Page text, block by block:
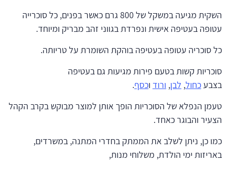
השקית מגיעה במשקל של 800 גרם כאשר בפנים, כל סוכרייה
עטופה בעטיפה אישית ונפרדת בגווני זהב מבריק ומיוחד.
כל סוכריה עטופה בעטיפה בוהקת השומרת על טריותה.
סוכריות קשות בטעם פירות מגיעות גם בעטיפה
בצבעכחול, לבן, ורוד וכסף.
טעמן הנפלא של הסוכריות הופך אותן למוצר מבוקש בקרב הקהל
הצעיר והבוגר כאחד.
כמו כן, ניתן לשלב את הממתק בחדרי המתנה, במשרדים,
באריזות ימי הולדת, משלוחי מנות,